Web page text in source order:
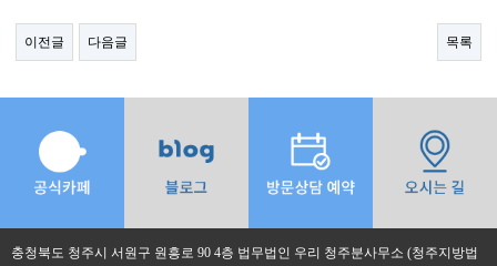
이전글 다음글 목록
충청북도 청주시 서원구 원흥로 90 4층 법무법인 우리 청주분사무소 (청주지방법